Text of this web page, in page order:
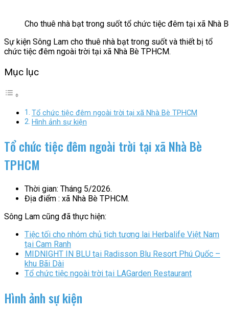
Cho thuê nhà bạt trong suốt tổ chức tiệc đêm tại xã Nhà
Sự kiện Sông Lam cho thuê nhà bạt trong suốt và thiết bị tổ
chức tiệc đêm ngoài trời tại xã Nhà Bè TPHCM.
Mục lục
Tổ chức tiệc đêm ngoài trời tại xã Nhà Bè TPHCM
Hình ảnh sự kiện
Tổ chức tiệc đêm ngoài trời tại xã Nhà Bè
TPHCM
Thời gian: Tháng 5/2026.
Địa điểm : xã Nhà Bè TPHCM.
Sông Lam cũng đã thực hiện:
Tiệc tối cho nhóm chủ tịch tương lai Herbalife Việt Nam
tại Cam Ranh
MIDNIGHT IN BLU tại Radisson Blu Resort Phú Quốc –
khu Bãi Dài
Tổ chức tiệc ngoài trời tại LAGarden Restaurant
Hình ảnh sự kiện